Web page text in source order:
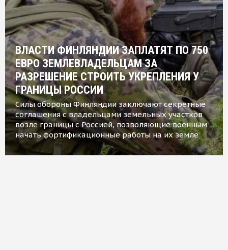
ВЛАСТИ ФИНЛЯНДИИ ЗАПЛАТЯТ ПО 750
ЕВРО ЗЕМЛЕВЛАДЕЛЬЦАМ ЗА
РАЗРЕШЕНИЕ СТРОИТЬ УКРЕПЛЕНИЯ У
ГРАНИЦЫ РОССИИ
Силы обороны Финляндии заключают секретные
соглашения с владельцами земельных участков
возле границы с Россией, позволяющие военным
начать фортификационные работы на их земле